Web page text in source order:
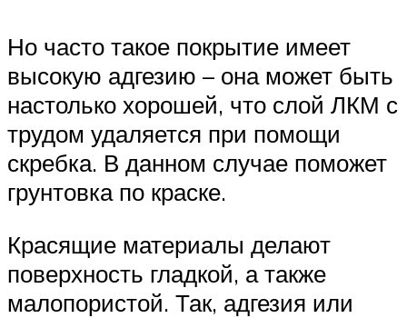
Но часто такое покрытие имеет
высокую адгезию – она может быть
настолько хорошей, что слой ЛКМ с
трудом удаляется при помощи
скребка. В данном случае поможет
грунтовка по краске.
Красящие материалы делают
поверхность гладкой, а также
малопористой. Так, адгезия или